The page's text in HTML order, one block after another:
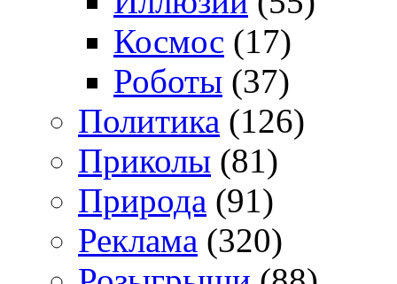
Космос (17)
Роботы (37)
Политика (126)
Приколы (81)
Природа (91)
Реклама (320)